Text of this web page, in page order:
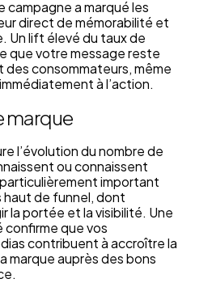
campagne a marqué les
direct de mémorabilité et
Un lift élevé du taux de
que votre message reste
des consommateurs, même
à l’action.
marque
l’évolution du nombre de
ou connaissent
important
haut de funnel, dont
la portée et la visibilité. Une
que vos
contribuent à accroître la
marque auprès des bons